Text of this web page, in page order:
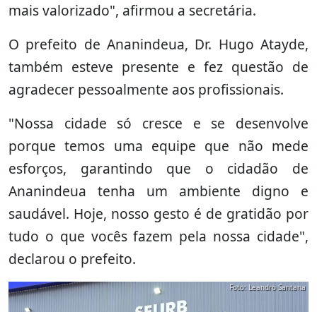
mais valorizado", afirmou a secretária.
O prefeito de Ananindeua, Dr. Hugo Atayde,
também esteve presente e fez questão de
agradecer pessoalmente aos profissionais.
"Nossa cidade só cresce e se desenvolve
porque temos uma equipe que não mede
esforços, garantindo que o cidadão de
Ananindeua tenha um ambiente digno e
saudável. Hoje, nosso gesto é de gratidão por
tudo o que vocês fazem pela nossa cidade",
declarou o prefeito.
Foto: Leandro Santana